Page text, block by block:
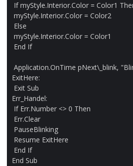
If myStyle.Interior.Color = Color1
myStyle.Interior.Color = Color2
Else
myStyle.Interior.Color = Color1
End If
Application.OnTime pNext\ _blink,
ExitHere:
Exit Sub
Err_Handel:
If Err.Number <> 0 Then
Err.Clear
PauseBlinking
Resume ExitHere
End If
End Sub